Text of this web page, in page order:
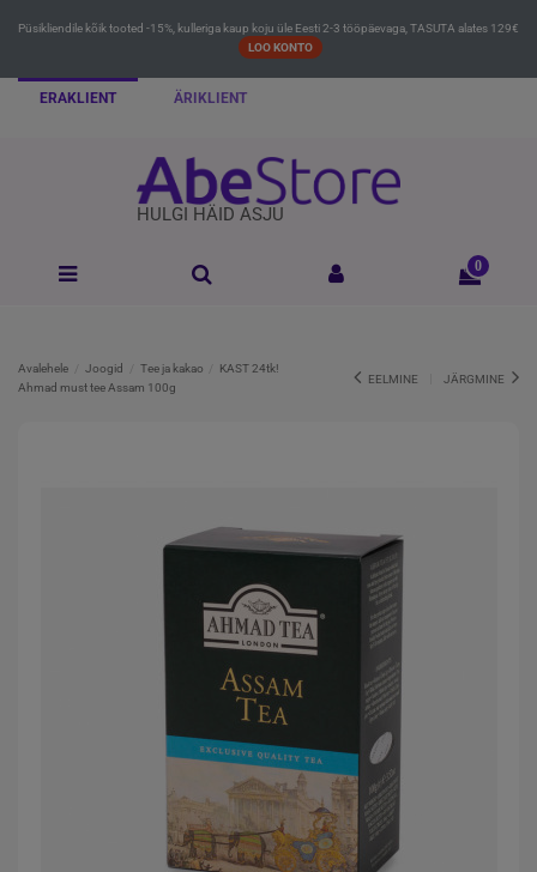
Püsikliendile kõik tooted -15%, kulleriga kaup koju üle Eesti 2-3 tööpäevaga, TASUTA alates 129€
LOO KONTO
ERAKLIENT ÄRIKLIENT
HULGI HÄID ASJU
0
Avalehele Joogid Tee ja kakao
KAST 24tk!
Ahmad must tee Assam 100g
EELMINE JÄRGMINE